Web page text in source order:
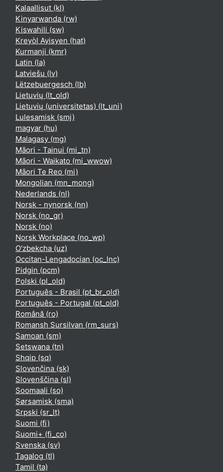
Kalaallisut ‎(kl)‎
Kinyarwanda ‎(rw)‎
Kiswahili ‎(sw)‎
Kreyòl Ayisyen ‎(hat)‎
Kurmanji ‎(kmr)‎
Latin ‎(la)‎
Latviešu ‎(lv)‎
Lëtzebuergesch ‎(lb)‎
Lietuvių ‎(lt_old)‎
Lietuvių (universitetas) ‎(lt_uni)‎
Lulesamisk ‎(smj)‎
magyar ‎(hu)‎
Malagasy ‎(mg)‎
Māori - Tainui ‎(mi_tn)‎
Māori - Waikato ‎(mi_wwow)‎
Māori Te Reo ‎(mi)‎
Mongolian ‎(mn_mong)‎
Nederlands ‎(nl)‎
Norsk - nynorsk ‎(nn)‎
Norsk ‎(no_gr)‎
Norsk ‎(no)‎
Norsk Workplace ‎(no_wp)‎
O'zbekcha ‎(uz)‎
Occitan-Lengadocian ‎(oc_lnc)‎
Pidgin ‎(pcm)‎
Polski ‎(pl_old)‎
Português - Brasil ‎(pt_br_old)‎
Português - Portugal ‎(pt_old)‎
Română ‎(ro)‎
Romansh Sursilvan ‎(rm_surs)‎
Samoan ‎(sm)‎
Setswana ‎(tn)‎
Shqip ‎(sq)‎
Slovenčina ‎(sk)‎
Slovenščina ‎(sl)‎
Soomaali ‎(so)‎
Sørsamisk ‎(sma)‎
Srpski ‎(sr_lt)‎
Suomi ‎(fi)‎
Suomi+ ‎(fi_co)‎
Svenska ‎(sv)‎
Tagalog ‎(tl)‎
Tamil ‎(ta)‎